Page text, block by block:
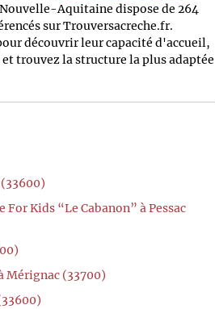
Aquitaine dispose de 264
sur Trouversacreche.fr.
découvrir leur capacité d'accueil,
trouvez la structure la plus adaptée
Kids “Le Cabanon” à Pessac
Mérignac (33700)